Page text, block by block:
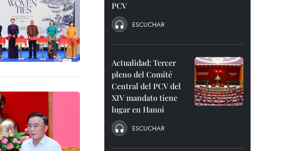
PCV
ESCUCHAR
Actualidad: Tercer
pleno del Comité
Central del PCV del
XIV mandato tiene
lugar en Hanoi
ESCUCHAR